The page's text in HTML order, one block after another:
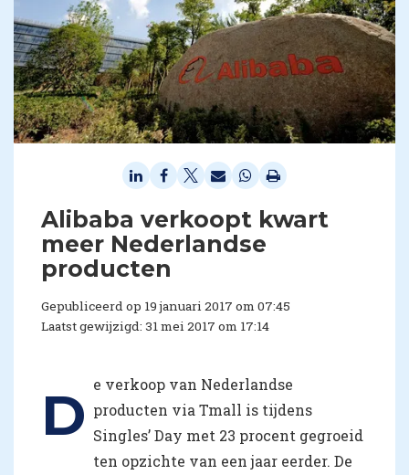
​Alibaba verkoopt kwart
meer Nederlandse
producten
Gepubliceerd op 19 januari 2017 om 07:45
Laatst gewijzigd: 31 mei 2017 om 17:14
D e verkoop van Nederlandse
producten via Tmall is tijdens
Singles’ Day met 23 procent gegroeid
ten opzichte van een jaar eerder. De